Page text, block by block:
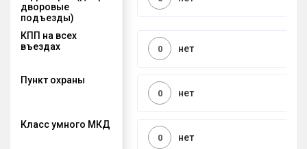
дворовые
подъезды)
КПП на всех
въездах
нет
0
Пункт охраны
нет
0
Класс умного МКД
нет
0